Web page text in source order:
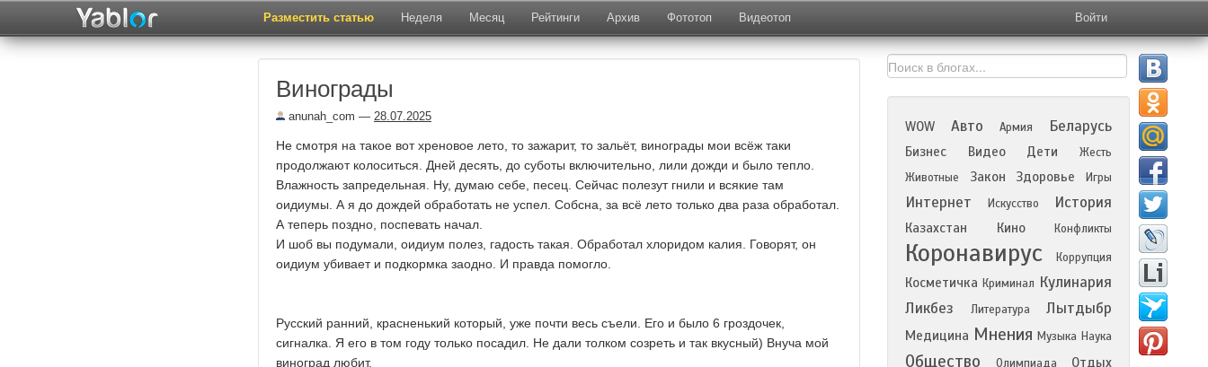
Разместить статью Неделя Месяц Рейтинги Архив Фототоп Видеотоп Войти
Винограды
anunah_com — 28.07.2025
Не смотря на такое вот хреновое лето, то зажарит, то зальёт, винограды мои всёж таки
продолжают колоситься. Дней десять, до суботы включительно, лили дожди и было тепло.
Влажность запредельная. Ну, думаю себе, песец. Сейчас полезут гнили и всякие там
оидиумы. А я до дождей обработать не успел. Собсна, за всё лето только два раза обработал.
А теперь поздно, поспевать начал.
И шоб вы подумали, оидиум полез, гадость такая. Обработал хлоридом калия. Говорят, он
оидиум убивает и подкормка заодно. И правда помогло.
Русский ранний, красненький который, уже почти весь съели. Его и было 6 гроздочек,
сигналка. Я его в том году только посадил. Не дали толком созреть и так вкусный) Внуча мой
виноград любит.
WOW Авто Армия Беларусь
Бизнес Видео Дети
Жесть
Животные
Закон Здоровье Игры
Интернет Искусство История
Казахстан Кино Конфликты
Коронавирус Коррупция
Косметичка Криминал Кулинария
Ликбез
Литература Лытдыбр
Медицина Мнения Музыка Наука
Общество Олимпиада
Отдых